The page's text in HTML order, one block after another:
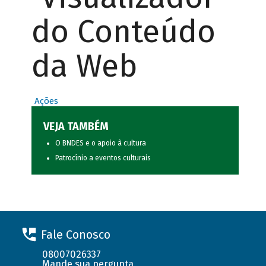
do Conteúdo
da Web
Ações
VEJA TAMBÉM
O BNDES e o apoio à cultura
Patrocínio a eventos culturais
Fale Conosco
08007026337